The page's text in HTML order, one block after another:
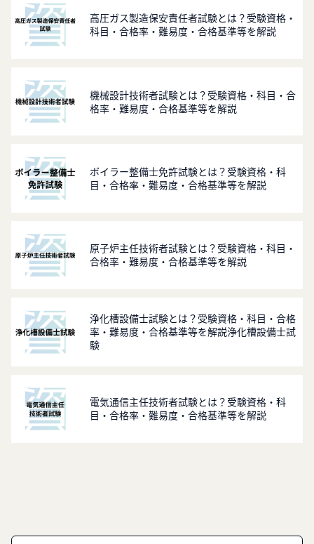
高圧ガス製造保安責任者試験とは？受験資格・
科目・合格率・難易度・合格基準等を解説
機械設計技術者試験とは？受験資格・科目・合
格率・難易度・合格基準等を解説
ボイラー整備士免許試験とは？受験資格・科
目・合格率・難易度・合格基準等を解説
原子炉主任技術者試験とは？受験資格・科目・
合格率・難易度・合格基準等を解説
浄化槽設備士試験とは？受験資格・科目・合格
率・難易度・合格基準等を解説浄化槽設備士試
験
電気通信主任技術者試験とは？受験資格・科
目・合格率・難易度・合格基準等を解説